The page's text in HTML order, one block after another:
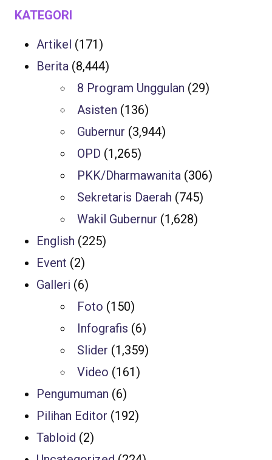
KATEGORI
Artikel (171)
Berita (8,444)
8 Program Unggulan (29)
Asisten (136)
Gubernur (3,944)
OPD (1,265)
PKK/Dharmawanita (306)
Sekretaris Daerah (745)
Wakil Gubernur (1,628)
English (225)
Event (2)
Galleri (6)
Foto (150)
Infografis (6)
Slider (1,359)
Video (161)
Pengumuman (6)
Pilihan Editor (192)
Tabloid (2)